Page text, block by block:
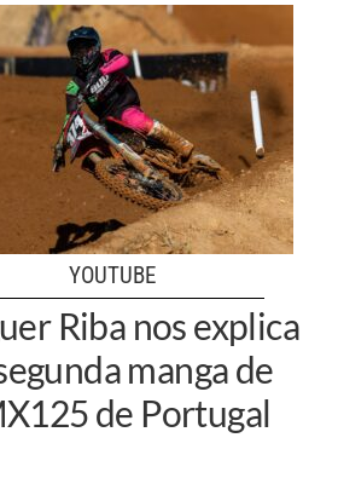
YOUTUBE
Riba nos explica
manga de
de Portugal